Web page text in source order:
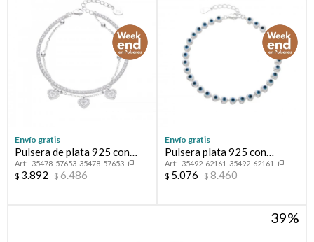
Envío gratis
Pulsera de plata 925 con
circonia, TENNIS.
35478-57653-35478-57653
$ 3.892 $6.486
Envío gratis
Pulsera plata 925 con
esmalte.
35492-62161-35492-62161
$ 5.076 $8.460
39